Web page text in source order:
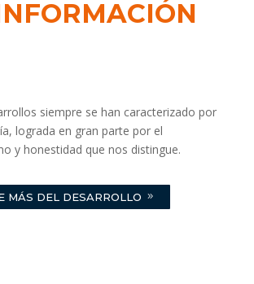
siempre se han caracterizado por
lograda en gran parte por el
y honestidad que nos distingue.
MÁS DEL DESARROLLO